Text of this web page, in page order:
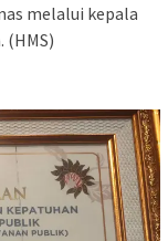
melalui kepala
(HMS)